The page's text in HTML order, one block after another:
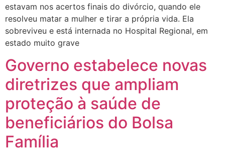
estavam nos acertos finais do divórcio, quando ele
resolveu matar a mulher e tirar a própria vida. Ela
sobreviveu e está internada no Hospital Regional, em
estado muito grave
Governo estabelece novas
diretrizes que ampliam
proteção à saúde de
beneficiários do Bolsa
Família